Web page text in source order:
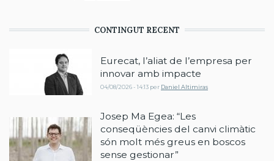
CONTINGUT RECENT
Eurecat, l’aliat de l’empresa per
innovar amb impacte
04/08/2026 - 14:13 per Daniel Altimiras
Josep Ma Egea: “Les
conseqüències del canvi climàtic
són molt més greus en boscos
sense gestionar”